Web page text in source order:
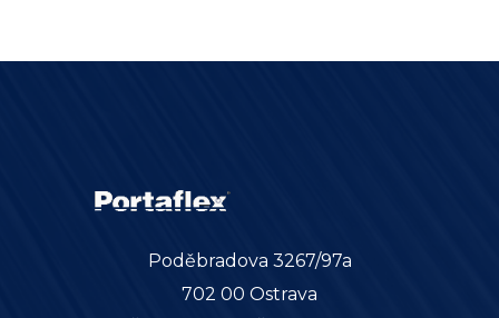
Poděbradova 3267/97a
702 00 Ostrava